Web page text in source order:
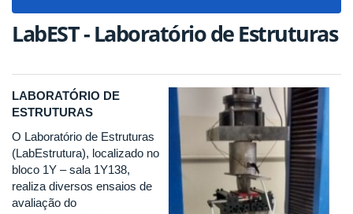
LabEST - Laboratório de Estruturas
LABORATÓRIO DE
ESTRUTURAS
O Laboratório de Estruturas
(LabEstrutura), localizado no
bloco 1Y – sala 1Y138,
realiza diversos ensaios de
avaliação do